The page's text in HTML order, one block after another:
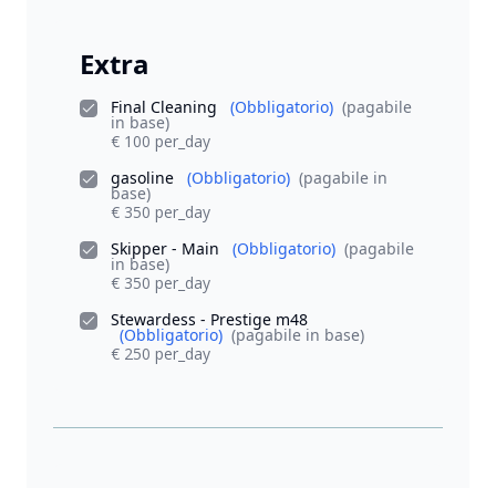
Extra
Final Cleaning (Obbligatorio) (pagabile
in base)
€ 100 per_day
gasoline
(Obbligatorio) (pagabile in
base)
€ 350 per_day
Skipper - Main
(Obbligatorio) (pagabile
in base)
€ 350 per_day
Stewardess - Prestige m48
(Obbligatorio) (pagabile in base)
€ 250 per_day